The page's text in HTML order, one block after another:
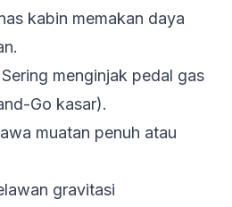
kabin memakan daya
Sering menginjak pedal gas
Go kasar).
muatan penuh atau
gravitasi